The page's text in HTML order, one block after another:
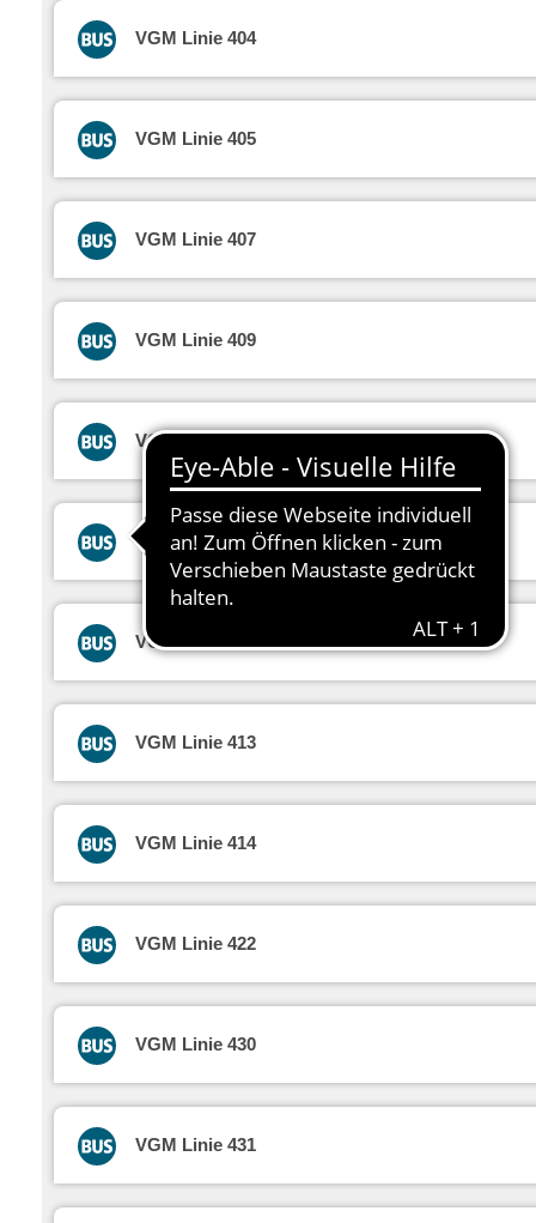
VGM Linie 404
VGM Linie 405
VGM Linie 407
VGM Linie 409
VGM Linie 410
VGM Linie 411
VGM Linie 412
VGM Linie 413
VGM Linie 414
VGM Linie 422
VGM Linie 430
VGM Linie 431